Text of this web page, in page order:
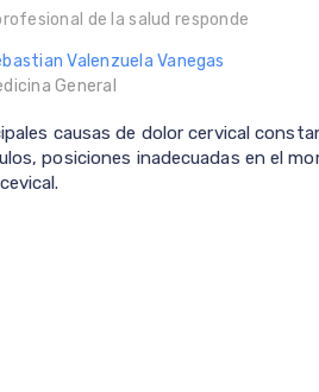
de la salud responde
Valenzuela Vanegas
General
causas de dolor cervical
posiciones inadecuadas en el